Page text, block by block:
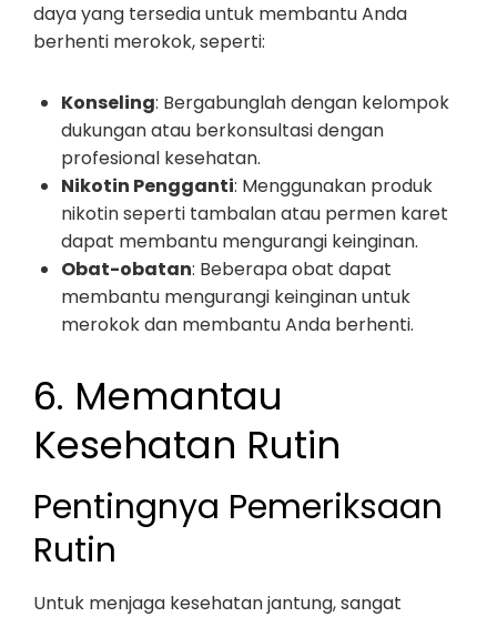
daya yang tersedia untuk membantu Anda
berhenti merokok, seperti:
Konseling: Bergabunglah dengan kelompok
dukungan atau berkonsultasi dengan
profesional kesehatan.
Nikotin Pengganti: Menggunakan produk
nikotin seperti tambalan atau permen karet
dapat membantu mengurangi keinginan.
Obat-obatan: Beberapa obat dapat
membantu mengurangi keinginan untuk
merokok dan membantu Anda berhenti.
6. Memantau
Kesehatan Rutin
Pentingnya Pemeriksaan
Rutin
Untuk menjaga kesehatan jantung, sangat